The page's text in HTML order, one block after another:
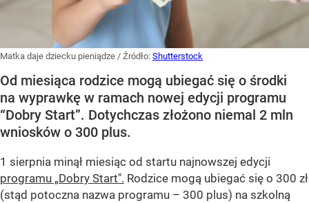
Matka daje dziecku pieniądze / Źródło: Shutterstock
Od miesiąca rodzice mogą ubiegać się o środki
na wyprawkę w ramach nowej edycji programu
“Dobry Start”. Dotychczas złożono niemal 2 mln
wniosków o 300 plus.
1 sierpnia minął miesiąc od startu najnowszej edycji
programu „Dobry Start". Rodzice mogą ubiegać się o 300 zł
(stąd potoczna nazwa programu – 300 plus) na szkolną